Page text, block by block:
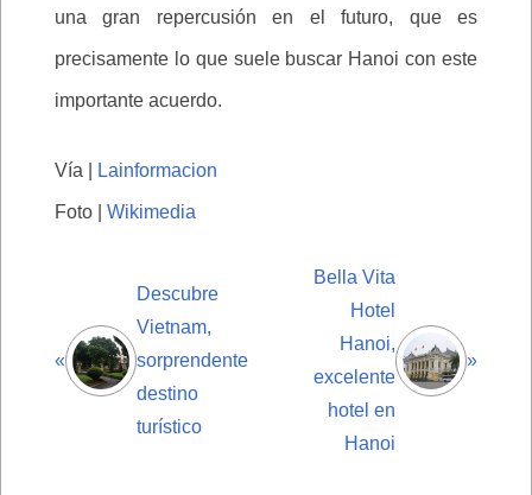
una gran repercusión en el futuro, que es
precisamente lo que suele buscar Hanoi con este
importante acuerdo.
Vía | Lainformacion
Foto | Wikimedia
«
Descubre
Vietnam,
sorprendente
destino
turístico
Bella Vita
Hotel
Hanoi,
excelente
hotel en
Hanoi
»